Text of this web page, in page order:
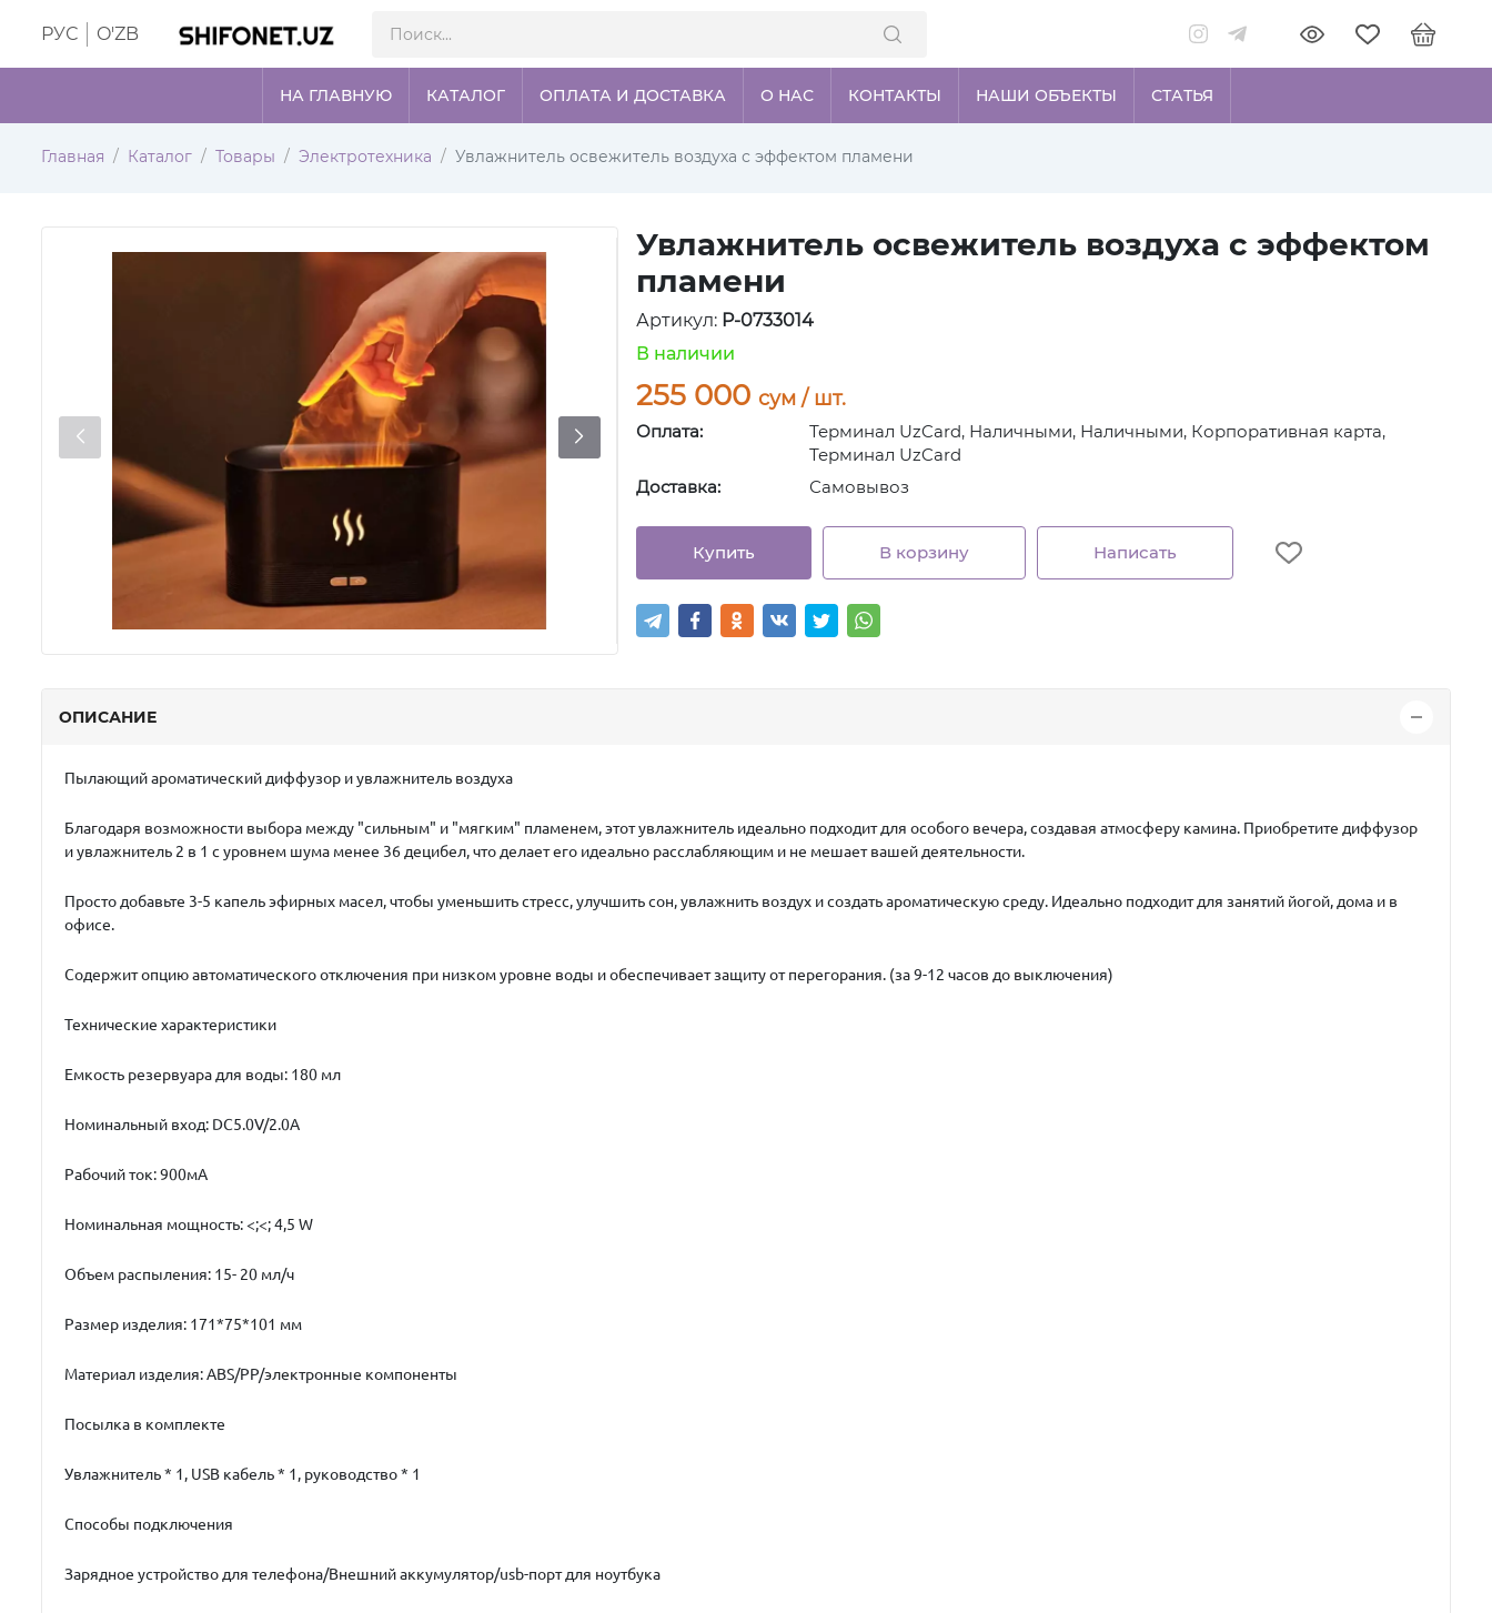
РУС O'ZB
НА ГЛАВНУЮ КАТАЛОГ ОПЛАТА И ДОСТАВКА О НАС КОНТАКТЫ НАШИ ОБЪЕКТЫ СТАТЬЯ
Главная Каталог Товары Электротехника Увлажнитель освежитель воздуха с эффектом пламени
Увлажнитель освежитель воздуха с эффектом
пламени
Артикул: P-0733014
В наличии
255 000 сум / шт.
Оплата:
Терминал UzCard, Наличными, Наличными, Корпоративная карта,
Терминал UzCard
Доставка:
Самовывоз
Купить В корзину Написать
ОПИСАНИЕ
Пылающий ароматический диффузор и увлажнитель воздуха
Благодаря возможности выбора между "сильным" и "мягким" пламенем, этот увлажнитель идеально подходит для особого вечера, создавая атмосферу камина. Приобретите диффузор
и увлажнитель 2 в 1 с уровнем шума менее 36 децибел, что делает его идеально расслабляющим и не мешает вашей деятельности.
Просто добавьте 3-5 капель эфирных масел, чтобы уменьшить стресс, улучшить сон, увлажнить воздух и создать ароматическую среду. Идеально подходит для занятий йогой, дома и в
офисе.
Содержит опцию автоматического отключения при низком уровне воды и обеспечивает защиту от перегорания. (за 9-12 часов до выключения)
Технические характеристики
Емкость резервуара для воды: 180 мл
Номинальный вход: DC5.0V/2.0A
Рабочий ток: 900мА
Номинальная мощность: <;<; 4,5 W
Объем распыления: 15- 20 мл/ч
Размер изделия: 171*75*101 мм
Материал изделия: ABS/PP/электронные компоненты
Посылка в комплекте
Увлажнитель * 1, USB кабель * 1, руководство * 1
Способы подключения
Зарядное устройство для телефона/Внешний аккумулятор/usb-порт для ноутбука